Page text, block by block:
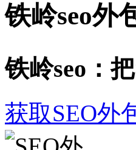
铁岭seo外
铁岭seo：
获取SEO外